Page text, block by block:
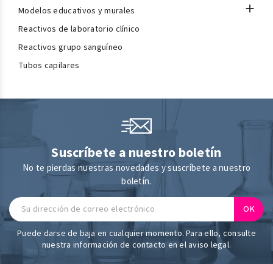
Modelos educativos y murales

Reactivos de laboratorio clínico
Reactivos grupo sanguíneo
Tubos capilares
Suscríbete a nuestro boletín
No te pierdas nuestras novedades y suscríbete a nuestro
boletín.
Puede darse de baja en cualquier momento. Para ello, consulte
nuestra información de contacto en el aviso legal.